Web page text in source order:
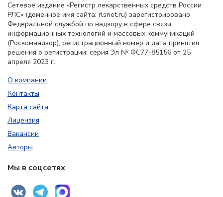
Сетевое издание «Регистр лекарственных средств России
РЛС» (доменное имя сайта: rlsnet.ru) зарегистрировано
Федеральной службой по надзору в сфере связи,
информационных технологий и массовых коммуникаций
(Роскомнадзор), регистрационный номер и дата принятия
решения о регистрации: серия Эл № ФС77-85156 от 25
апреля 2023 г.
О компании
Контакты
Карта сайта
Лицензия
Вакансии
Авторы
Мы в соцсетях